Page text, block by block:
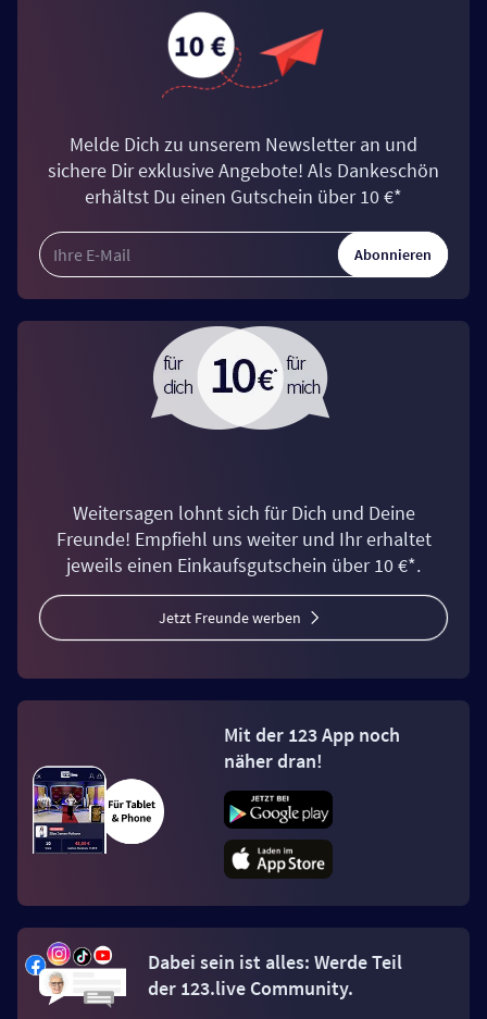
Melde Dich zu unserem Newsletter an und
sichere Dir exklusive Angebote! Als Dankeschön
erhältst Du einen Gutschein über 10 €*
Abonnieren
Weitersagen lohnt sich für Dich und Deine
Freunde! Empfiehl uns weiter und Ihr erhaltet
jeweils einen Einkaufsgutschein über 10 €*.
Jetzt Freunde werben
Mit der 123 App noch
näher dran!
Dabei sein ist alles: Werde Teil
der 123.live Community.